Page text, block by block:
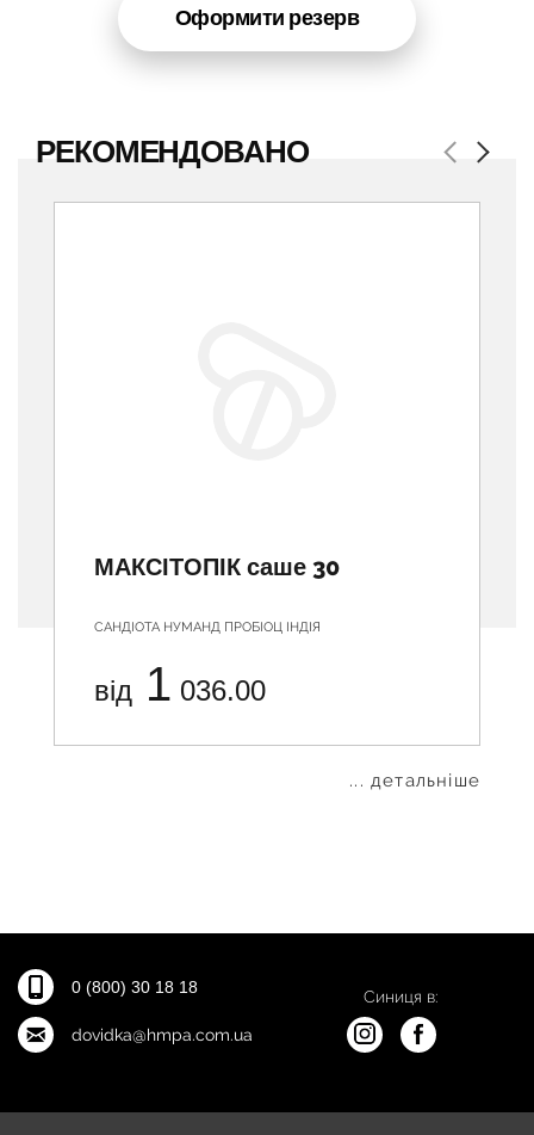
Оформити резерв
РЕКОМЕНДОВАНО Previous
МАКСІТОПІК саше 30
САНДІОТА НУМАНД ПРОБІОЦ ІНДІЯ
від 1 036.00
... детальніше
Next
0 (800) 30 18 18
dovidka@hmpa.com.ua
Синиця в: